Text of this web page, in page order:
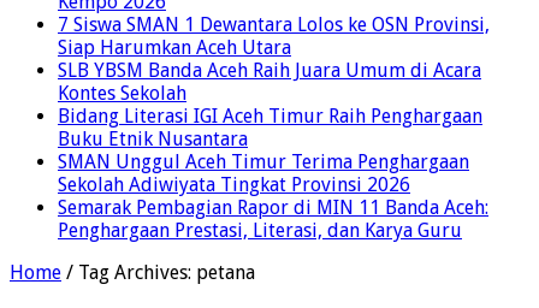
7 Siswa SMAN 1 Dewantara Lolos ke OSN Provinsi,
Siap Harumkan Aceh Utara
SLB YBSM Banda Aceh Raih Juara Umum di Acara
Kontes Sekolah
Bidang Literasi IGI Aceh Timur Raih Penghargaan
Buku Etnik Nusantara
SMAN Unggul Aceh Timur Terima Penghargaan
Sekolah Adiwiyata Tingkat Provinsi 2026
Semarak Pembagian Rapor di MIN 11 Banda Aceh:
Penghargaan Prestasi, Literasi, dan Karya Guru
Home / Tag Archives: petana